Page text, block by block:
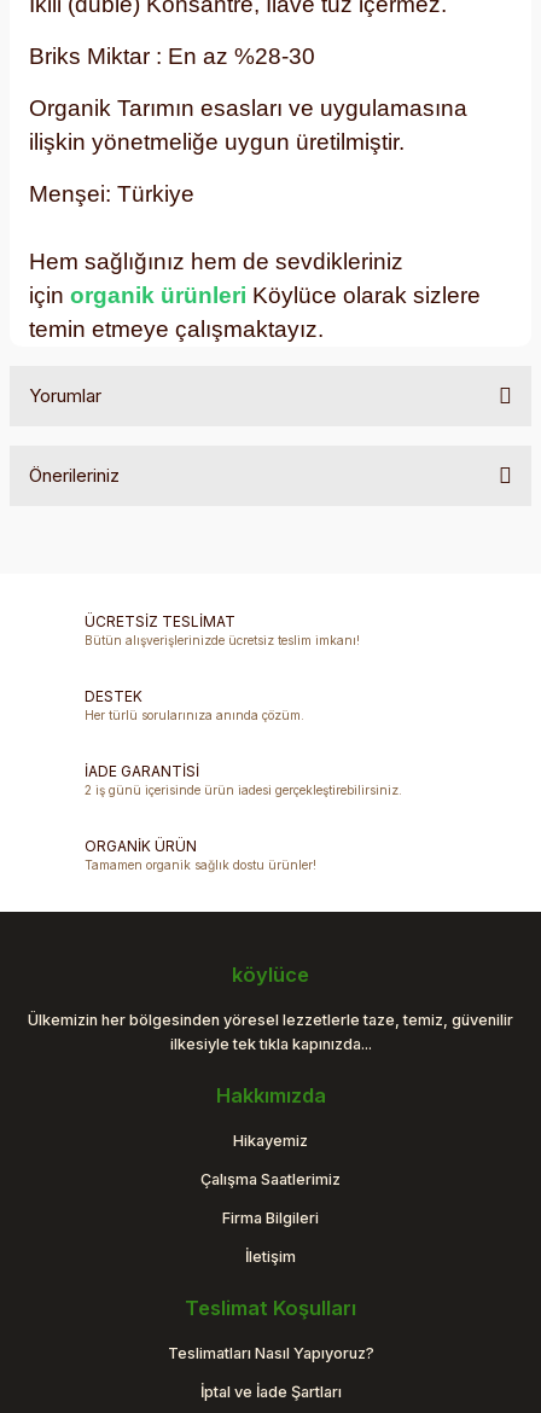
Briks Miktar : En az %28-30
Organik Tarımın esasları ve uygulamasına
ilişkin yönetmeliğe uygun üretilmiştir.
Menşei: Türkiye
Hem sağlığınız hem de sevdikleriniz
için organik ürünleri Köylüce olarak sizlere
temin etmeye çalışmaktayız.
Yorumlar
Önerileriniz
Ürün açıklamasında eksik bilgiler bulunuyor.
Ürün fiyatı diğer sitelerden daha pahalı.
Bu ürüne benzer farklı alternatifler olmalı.
ÜCRETSİZ TESLİMAT
Bütün alışverişlerinizde ücretsiz teslim imkanı!
DESTEK
Her türlü sorularınıza anında çözüm.
İADE GARANTİSİ
2 iş günü içerisinde ürün iadesi gerçekleştirebilirsiniz.
ORGANİK ÜRÜN
Tamamen organik sağlık dostu ürünler!
köylüce
Ülkemizin her bölgesinden yöresel lezzetlerle taze, temiz, güvenilir
ilkesiyle tek tıkla kapınızda...
Hakkımızda
Hikayemiz
Çalışma Saatlerimiz
Firma Bilgileri
İletişim
Teslimat Koşulları
Teslimatları Nasıl Yapıyoruz?
İptal ve İade Şartları